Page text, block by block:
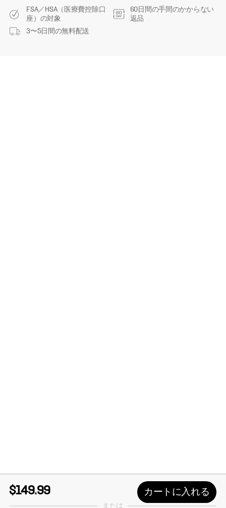
FSA／HSA（医療費控除口
座）の対象
60日間の手間のかからない
返品
3〜5日間の無料配送
$149.99 カートに入れる
または